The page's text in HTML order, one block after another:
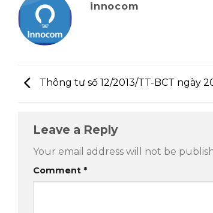
innocom
Thông tư số 12/2013/TT-BCT ngày
Leave a Reply
Your email address will not be
Comment *